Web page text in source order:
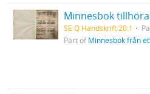
SE Q Handskrift 20:1
Part ofMinnesbok från